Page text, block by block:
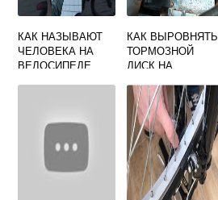
КАК НАЗЫВАЮТ
ЧЕЛОВЕКА НА
ВЕЛОСИПЕДЕ
КАК ВЫРОВНЯТЬ
ТОРМОЗНОЙ
ДИСК НА